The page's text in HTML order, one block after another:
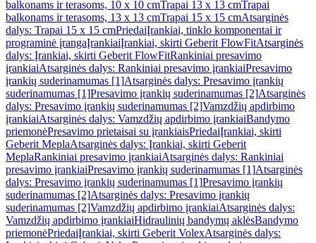
balkonams ir terasoms, 10 x 10 cmTrapai 13 x 13 cmTrapai
balkonams ir terasoms, 13 x 13 cmTrapai 15 x 15 cmAtsarginės
dalys: Trapai 15 x 15 cmPriedaiĮrankiai, tinklo komponentai ir
programinė įrangaĮrankiaiĮrankiai, skirti Geberit FlowFitAtsarginės
dalys: Įrankiai, skirti Geberit FlowFitRankiniai presavimo
įrankiaiAtsarginės dalys: Rankiniai presavimo įrankiaiPresavimo
įrankių suderinamumas [1]Atsarginės dalys: Presavimo įrankių
suderinamumas [1]Presavimo įrankių suderinamumas [2]Atsarginės
dalys: Presavimo įrankių suderinamumas [2]Vamzdžių apdirbimo
įrankiaiAtsarginės dalys: Vamzdžių apdirbimo įrankiaiBandymo
priemonėPresavimo prietaisai su įrankiaisPriedaiĮrankiai, skirti
Geberit MeplaAtsarginės dalys: Įrankiai, skirti Geberit
MeplaRankiniai presavimo įrankiaiAtsarginės dalys: Rankiniai
presavimo įrankiaiPresavimo įrankių suderinamumas [1]Atsarginės
dalys: Presavimo įrankių suderinamumas [1]Presavimo įrankių
suderinamumas [2]Atsarginės dalys: Presavimo įrankių
suderinamumas [2]Vamzdžių apdirbimo įrankiaiAtsarginės dalys:
Vamzdžių apdirbimo įrankiaiHidraulinių bandymų aklėsBandymo
priemonėPriedaiĮrankiai, skirti Geberit VolexAtsarginės dalys: